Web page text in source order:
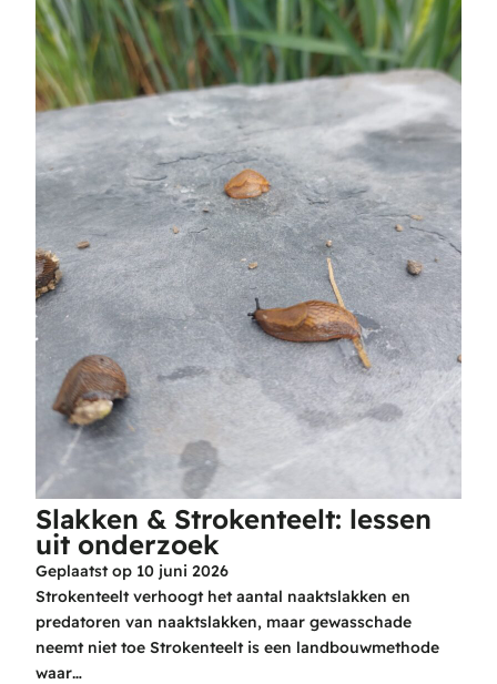
Slakken & Strokenteelt: lessen
uit onderzoek
Geplaatst op 10 juni 2026
Strokenteelt verhoogt het aantal naaktslakken en
predatoren van naaktslakken, maar gewasschade
neemt niet toe Strokenteelt is een landbouwmethode
waar…